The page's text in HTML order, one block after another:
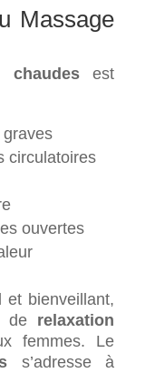
Massage
chaudesest
circulatoires
ouvertes
et bienveillant,
de relaxation
femmes. Le
s’adresse à